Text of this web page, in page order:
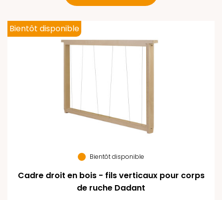
Bientôt disponible
Cadre droit en bois - fils verticaux pour corps
de ruche Dadant
Bientôt disponible